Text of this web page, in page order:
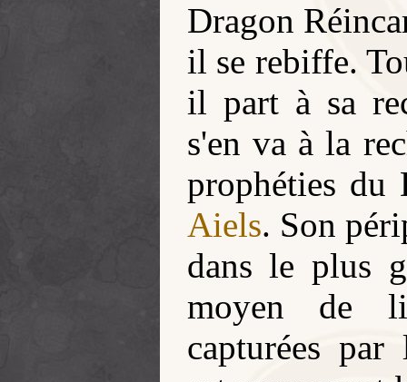
Dragon
il se rebiffe.
il part à sa
s'en va à la
prophéties
Aiels. Son
dans le plus
moyen de
capturées